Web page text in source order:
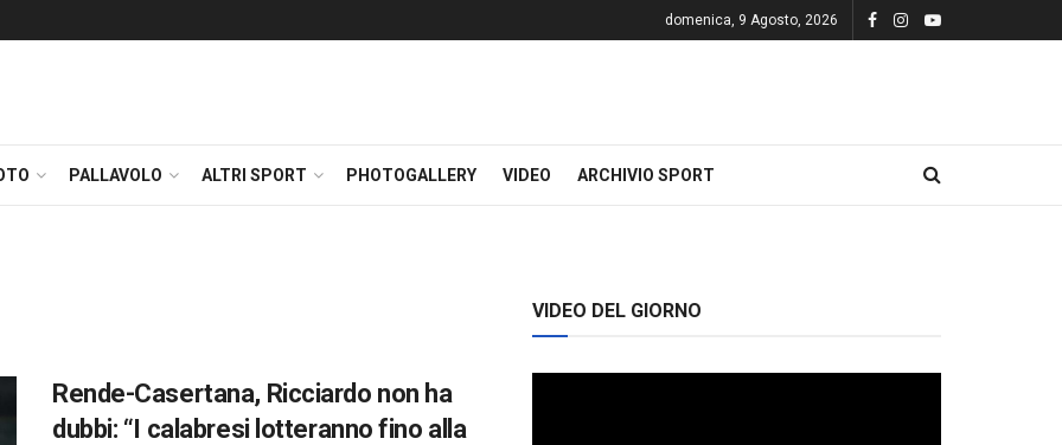
domenica, 9 Agosto, 2026
PALLAVOLO ALTRI SPORT PHOTOGALLERY VIDEO ARCHIVIO SPORT
Rende-Casertana, Ricciardo non ha
dubbi: “I calabresi lotteranno fino alla
VIDEO DEL GIORNO